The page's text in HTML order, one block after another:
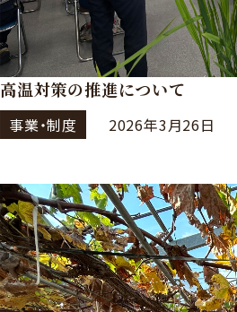
高温対策の推進について
事業・制度 2026年3月26日